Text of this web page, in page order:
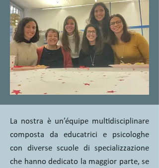
La nostra è un’équipe multidisciplinare
composta da educatrici e psicologhe
con diverse scuole di specializzazione
che hanno dedicato la maggior parte, se